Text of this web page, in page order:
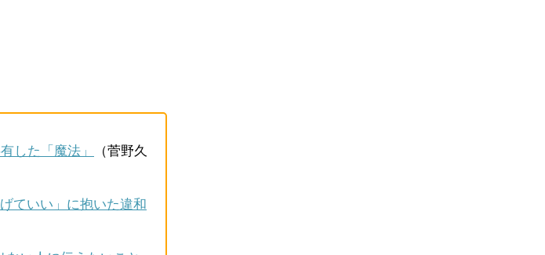
した「魔法」
（菅野久
ていい」に抱いた違和